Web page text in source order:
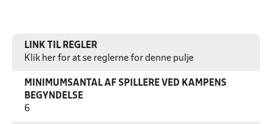
LINK TIL REGLER
Klik her for at se reglerne for denne pulje
MINIMUMSANTAL AF SPILLERE VED KAMPENS
BEGYNDELSE
6